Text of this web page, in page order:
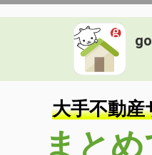
大手不動産
まとめ